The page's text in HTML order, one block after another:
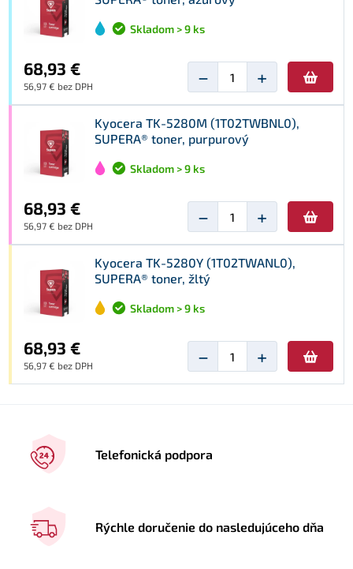
Skladom > 9 ks
68,93 €
56,97 € bez DPH − +
Kyocera TK-5280M (1T02TWBNL0),
SUPERA® toner, purpurový
Skladom > 9 ks
68,93 €
56,97 € bez DPH − +
Kyocera TK-5280Y (1T02TWANL0),
SUPERA® toner, žltý
Skladom > 9 ks
68,93 €
56,97 € bez DPH − +
Telefonická podpora
Rýchle doručenie do nasledujúceho dňa